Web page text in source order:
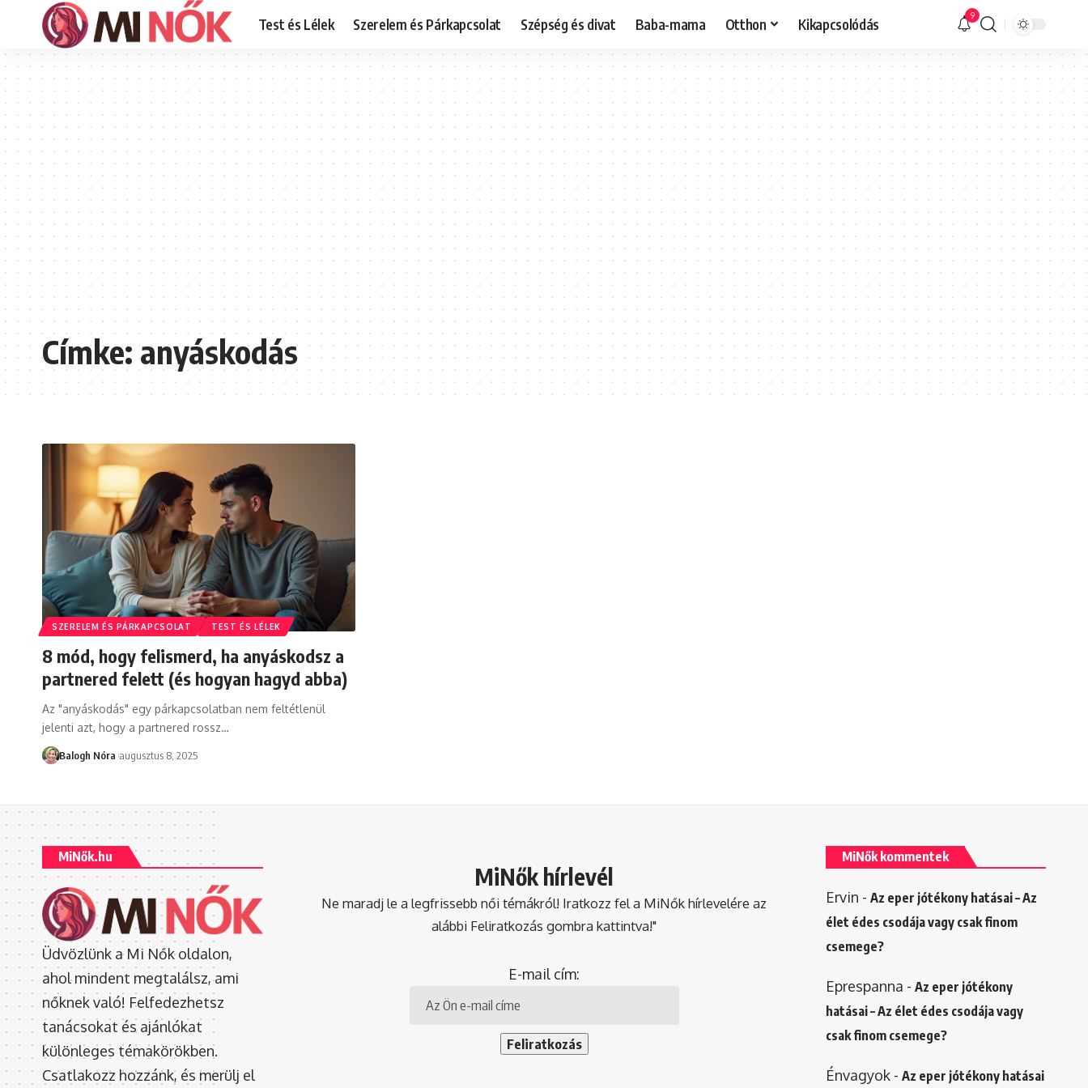
Test és Lélek Szerelem és Párkapcsolat Szépség és divat Baba-mama Otthon Kikapcsolódás 9
Címke:anyáskodás
SZERELEM ÉS PÁRKAPCSOLAT TEST ÉS LÉLEK
8 mód, hogy felismerd, ha anyáskodsz a
partnered felett (és hogyan hagyd abba)
Az "anyáskodás" egy párkapcsolatban nem feltétlenül
jelenti azt, hogy a partnered rossz…
Balogh Nóra augusztus 8, 2025
MiNők.hu
Üdvözlünk a Mi Nők oldalon,
ahol mindent megtalálsz, ami
nőknek való! Felfedezhetsz
tanácsokat és ajánlókat
különleges témakörökben.
Csatlakozz hozzánk, és merülj el
MiNők hírlevél
Ne maradj le a legfrissebb női témákról! Iratkozz fel a MiNők hírlevelére az
alábbi Feliratkozás gombra kattintva!"
E-mail cím:
MiNők kommentek
Ervin - Az eper jótékony hatásai – Az
élet édes csodája vagy csak finom
csemege?
Eprespanna - Az eper jótékony
hatásai – Az élet édes csodája vagy
csak finom csemege?
Énvagyok- Az eper jótékony hatásai